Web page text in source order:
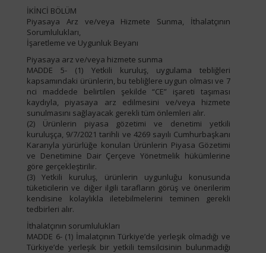
İKİNCİ BÖLÜM
Piyasaya Arz ve/veya Hizmete Sunma, İthalatçının
Sorumlulukları,
İşaretleme ve Uygunluk Beyanı
Piyasaya arz ve/veya hizmete sunma
MADDE 5- (1) Yetkili kuruluş, uygulama tebliğleri
kapsamındaki ürünlerin, bu tebliğlere uygun olması ve 7
nci maddede belirtilen şekilde “CE” işareti taşıması
kaydıyla, piyasaya arz edilmesini ve/veya hizmete
sunulmasını sağlayacak gerekli tüm önlemleri alır.
(2) Ürünlerin piyasa gözetimi ve denetimi yetkili
kuruluşça, 9/7/2021 tarihli ve 4269 sayılı Cumhurbaşkanı
Kararıyla yürürlüğe konulan Ürünlerin Piyasa Gözetimi
ve Denetimine Dair Çerçeve Yönetmelik hükümlerine
göre gerçekleştirilir.
(3) Yetkili kuruluş, ürünlerin uygunluğu konusunda
tüketicilerin ve diğer ilgili tarafların görüş ve önerilerim
kendisine kolaylıkla iletebilmelerini teminen gerekli
tedbirleri alır.
İthalatçının sorumlulukları
MADDE 6- (1) İmalatçının Türkiye’de yerleşik olmadığı ve
Türkiye’de yerleşik bir yetkili temsilcisinin bulunmadığı